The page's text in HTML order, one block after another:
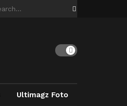
Ultimagz Foto